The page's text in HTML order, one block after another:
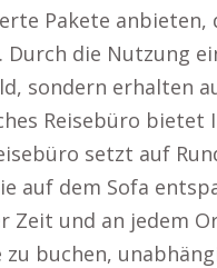
Pakete
die Nutzung
sondern erhalten
Reisebüro
setzt auf
auf dem Sofa
Zeit und an jedem
buchen,